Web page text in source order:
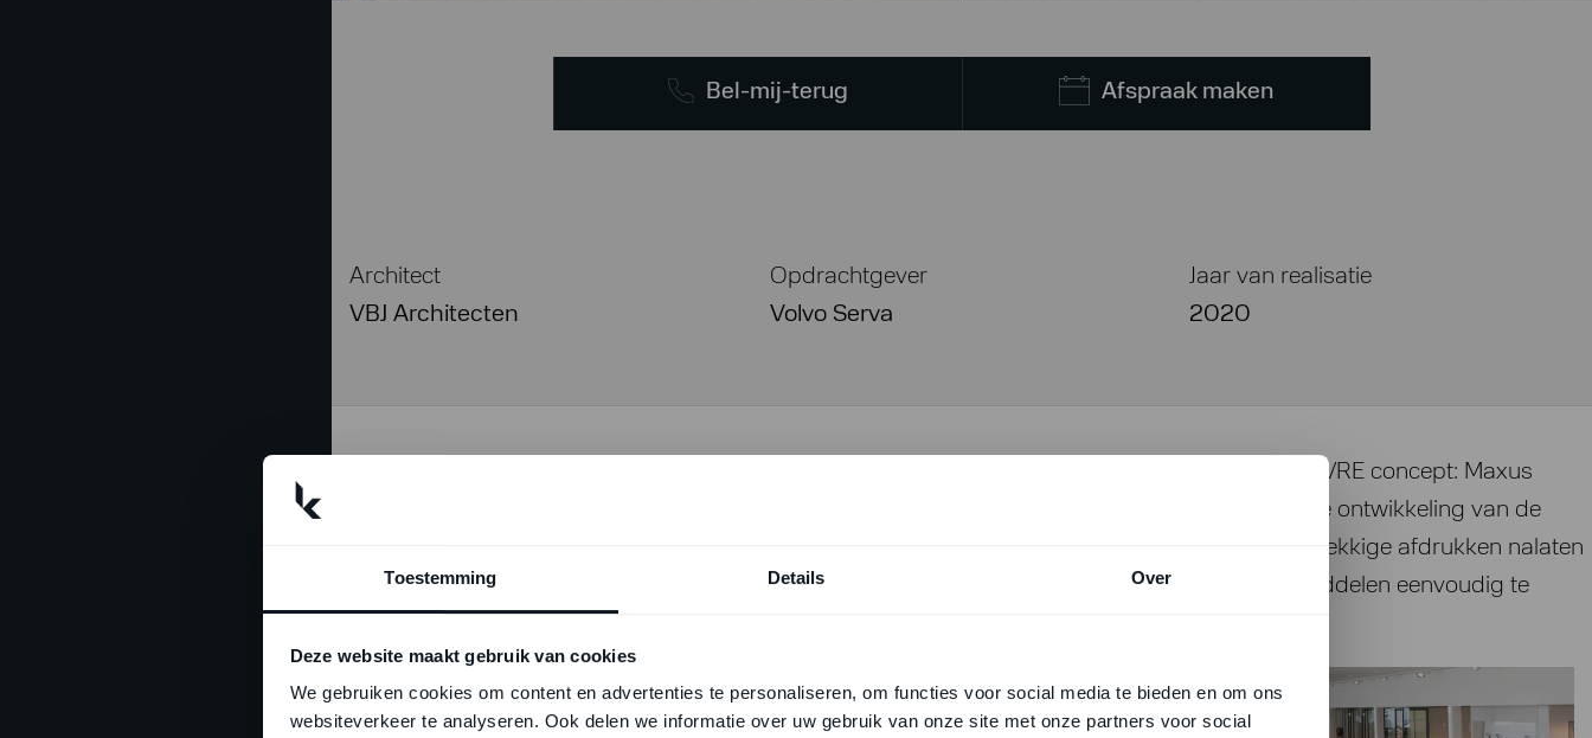
Toestemming Details Over
Deze website maakt gebruik van cookies
We gebruiken cookies om content en advertenties te personaliseren, om functies voor social media te bieden en om ons
websiteverkeer te analyseren. Ook delen we informatie over uw gebruik van onze site met onze partners voor social
Bel-mij-terug Afspraak maken
Architect
VBJ Architecten
Opdrachtgever
Volvo Serva
Jaar van realisatie
2020
In samenwerking met Volvo Nederland hebben wij een speciale tegel laten maken voor het Volvo VRE concept: Maxus
Ceramics 75*75 Cenere. De custommade tegel is zeer onderhoudsvriendelijk. Veel aandacht bij de ontwikkeling van de
tegel is besteed aan de resistentie van de weekmakers die in autobanden aanwezig zijn en hardnekkige afdrukken nalaten
die normaliter lastig te verwijderen zijn. Nu zijn deze met toepassing van de juiste schoonmaakmiddelen eenvoudig te